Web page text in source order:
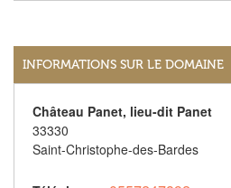
INFORMATIONS SUR LE DOMAINE
Château Panet, lieu-dit Panet
33330
Saint-Christophe-des-Bardes